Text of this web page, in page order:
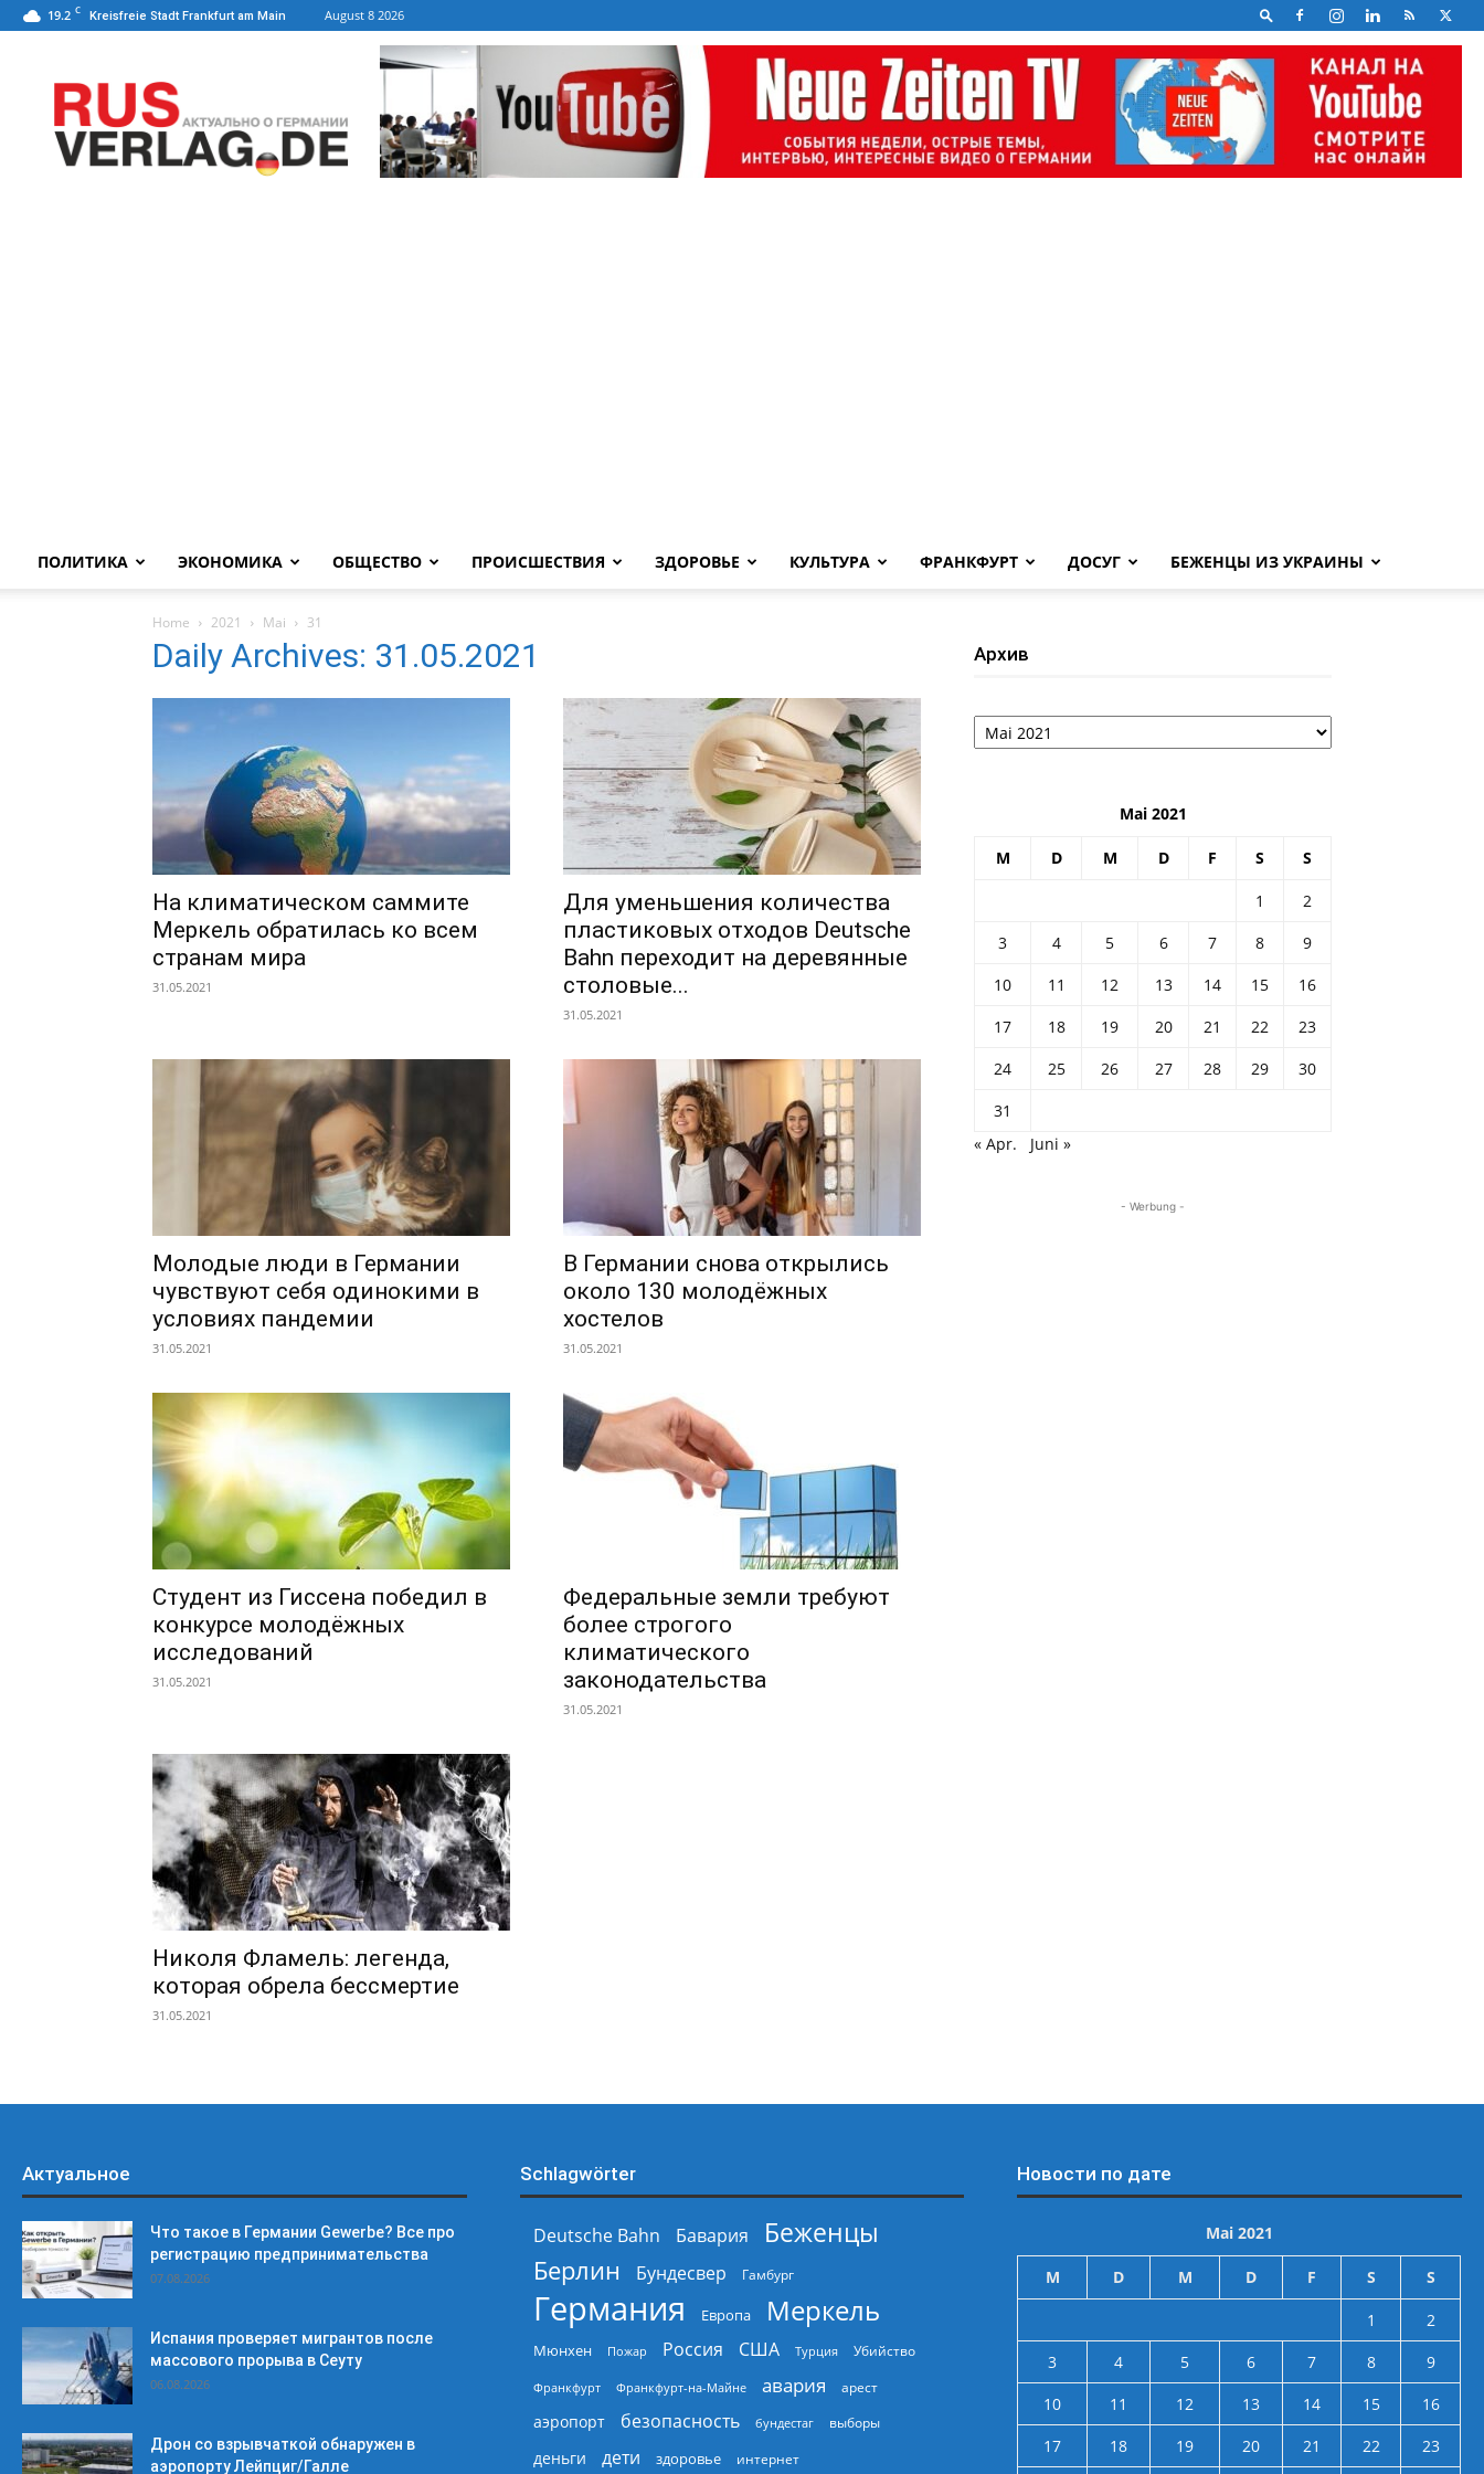
19.2 C Kreisfreie Stadt Frankfurt am Main August 8 2026
ПОЛИТИКА ЭКОНОМИКА ОБЩЕСТВО ПРОИСШЕСТВИЯ ЗДОРОВЬЕ КУЛЬТУРА ФРАНКФУРТ ДОСУГ БЕЖЕНЦЫ ИЗ УКРАИНЫ
Home 2021 Mai 31
Daily Archives: 31.05.2021
На климатическом саммите
Меркель обратилась ко всем
странам мира
31.05.2021
Для уменьшения количества
пластиковых отходов Deutsche
Bahn переходит на деревянные
столовые...
31.05.2021
Молодые люди в Германии
чувствуют себя одинокими в
условиях пандемии
31.05.2021
В Германии снова открылись
около 130 молодёжных
хостелов
31.05.2021
Студент из Гиссена победил в
конкурсе молодёжных
исследований
31.05.2021
Федеральные земли требуют
более строгого
климатического
законодательства
31.05.2021
Николя Фламель: легенда,
которая обрела бессмертие
31.05.2021
Архив
Архив
Mai 2021
M D M D F S S
1
2
3
4 5 6 7 8
9
10
11 12 13 14 15
16
17
18 19 20 21 22
23
24
25 26 27 28 29
30
31
« Apr.
Juni »
- Werbung -
Актуальное
Что такое в Германии Gewerbe? Все про
регистрацию предпринимательства
07.08.2026
Испания проверяет мигрантов после
массового прорыва в Сеуту
06.08.2026
Дрон со взрывчаткой обнаружен в
аэропорту Лейпциг/Галле
Schlagwörter
Deutsche Bahn Бавария
Беженцы
Берлин
Бундесвер Гамбург
Германия Европа Меркель
Мюнхен Пожар Россия США Турция Убийство
Франкфурт Франкфурт-на-Майне авария арест
аэропорт безопасность бундестаг выборы
деньги дети здоровье интернет
Новости по дате
Mai 2021
M D M D F S S
1
2
3
4 5 6 7 8
9
10
11 12 13 14 15
16
17
18 19 20 21 22 23